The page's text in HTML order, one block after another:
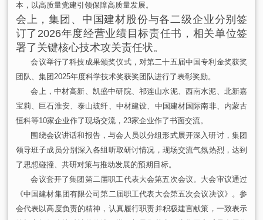
本， 以高质量党建引领保障高质量发展。
会上，集团、中国建材股份与各二级企业分别签
订了2026年度经营业绩目标责任书，相关单位签
署了关键核心技术攻关责任状。
会议举行了科技成果颁奖仪式，对第二十五届中国专利金奖获奖
团队、集团2025年度科学技术奖获奖团队进行了表彰奖励。
会上，中材高新、凯盛中研院、祁连山水泥、西南水泥、北新嘉
宝莉、巨石淮安、泰山玻纤、中材建设、中国建材国际南非、内蒙古
恒科等10家企业作了现场交流，23家企业作了书面交流。
围绕会议讲话和报告，与会人员以分组形式展开深入研讨，集团
领导班子成员分别深入各组听取研讨情况，现场交流气氛热烈，达到
了思想碰撞、共研对策与推动发展的预期目标。
会议套开了集团第二届职工代表大会第五次会议。大会审议通过
《中国建材集团有限公司第二届职工代表大会第五次会议决议》。参
会代表以高度负责的精神，认真履行职责并积极建言献策，一致表示